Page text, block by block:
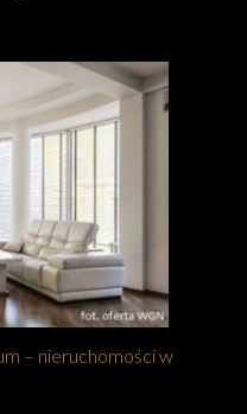
– nieruchomości w